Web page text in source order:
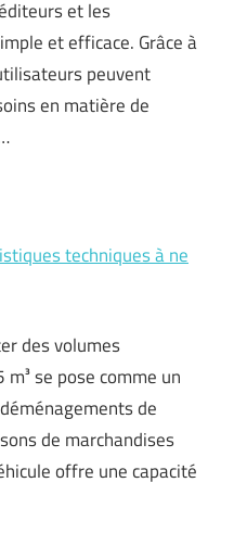
et les
et efficace. Grâce à
peuvent
en matière de
techniques à ne
des volumes
se pose comme un
de
de marchandises
offre une capacité